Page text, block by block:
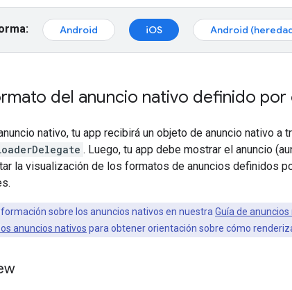
Android iOS Android
del anuncio nativo definido por
nativo, tu app recibirá un objeto de anuncio nativo a
. Luego, tu app debe mostrar el anuncio
la visualización de los formatos de anuncios definidos
sobre los anuncios nativos en nuestra Guía de anuncios
anuncios nativos para obtener orientación sobre cómo